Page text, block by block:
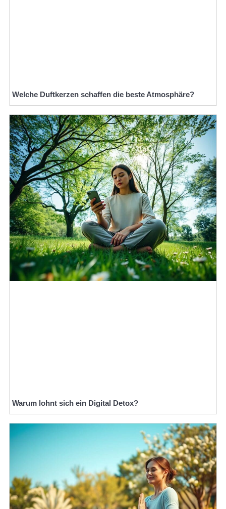
Welche Duftkerzen schaffen die beste Atmosphäre?
Warum lohnt sich ein Digital Detox?